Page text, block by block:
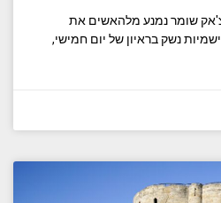
שומר נמנע מלהאשים את
נשק בראיון של יום חמישי,